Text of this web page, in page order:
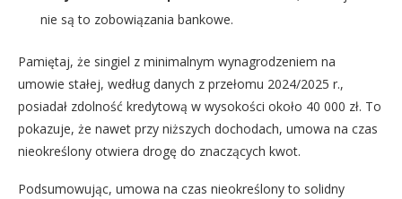
nie są to zobowiązania bankowe.
Pamiętaj, że singiel z minimalnym wynagrodzeniem na
umowie stałej, według danych z przełomu 2024/2025 r.,
posiadał zdolność kredytową w wysokości około 40 000 zł. To
pokazuje, że nawet przy niższych dochodach, umowa na czas
nieokreślony otwiera drogę do znaczących kwot.
Podsumowując, umowa na czas nieokreślony to solidny